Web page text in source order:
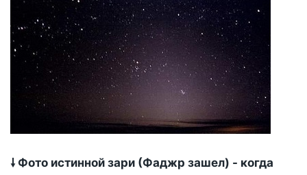
🠗 Фото истинной зари (Фаджр зашел) - когда